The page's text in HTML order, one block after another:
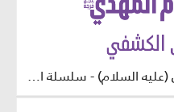
مسابقة الإمام الحسن العسكري (عليه السلام) - سلسلة العترة الطاهرة - مرحلة البراعم